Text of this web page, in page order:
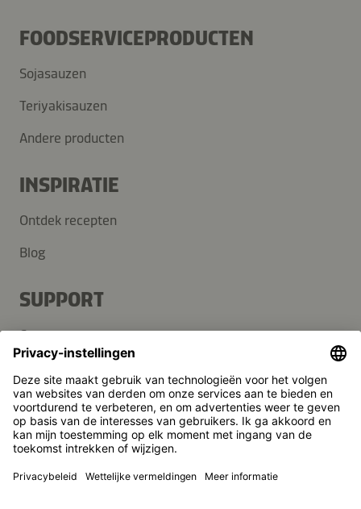
FOODSERVICEPRODUCTEN
Sojasauzen
Teriyakisauzen
Andere producten
INSPIRATIE
Ontdek recepten
Blog
SUPPORT
Contact
Media
Kikkoman is een geregistreerd handelsmerk van Kikkoman
Corporation, Japan.